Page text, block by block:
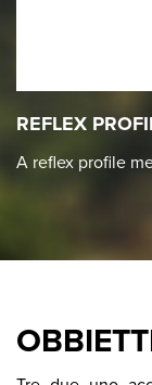
REFLEX
A reflex profile